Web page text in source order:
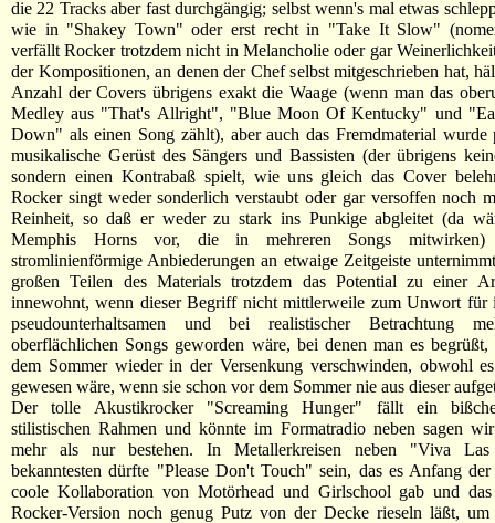
die 22 Tracks aber fast durchgängig; selbst wenn's mal etwas
wie in "Shakey Town" oder erst recht in "Take It Slow"
verfällt Rocker trotzdem nicht in Melancholie oder gar
der Kompositionen, an denen der Chef selbst mitgeschrieben hat,
Anzahl der Covers übrigens exakt die Waage (wenn man das
Medley aus "That's Allright", "Blue Moon Of Kentucky" und
Down" als einen Song zählt), aber auch das Fremdmaterial wurde
musikalische Gerüst des Sängers und Bassisten (der übrigens
sondern einen Kontrabaß spielt, wie uns gleich das Cover
Rocker singt weder sonderlich verstaubt oder gar versoffen noch
Reinheit, so daß er weder zu stark ins Punkige abgleitet (da
Memphis Horns vor, die in mehreren Songs
stromlinienförmige Anbiederungen an etwaige Zeitgeiste
großen Teilen des Materials trotzdem das Potential zu einer
innewohnt, wenn dieser Begriff nicht mittlerweile zum Unwort für
pseudounterhaltsamen und bei realistischer Betrachtung
oberflächlichen Songs geworden wäre, bei denen man es begrüßt,
dem Sommer wieder in der Versenkung verschwinden, obwohl
gewesen wäre, wenn sie schon vor dem Sommer nie aus dieser
Der tolle Akustikrocker "Screaming Hunger" fällt ein
stilistischen Rahmen und könnte im Formatradio neben sagen
mehr als nur bestehen. In Metallerkreisen neben "Viva
bekanntesten dürfte "Please Don't Touch" sein, das es Anfang
coole Kollaboration von Motörhead und Girlschool gab und
Rocker-Version noch genug Putz von der Decke rieseln läßt,